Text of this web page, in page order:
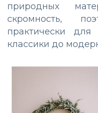
природных
скромность,
практически
классики до